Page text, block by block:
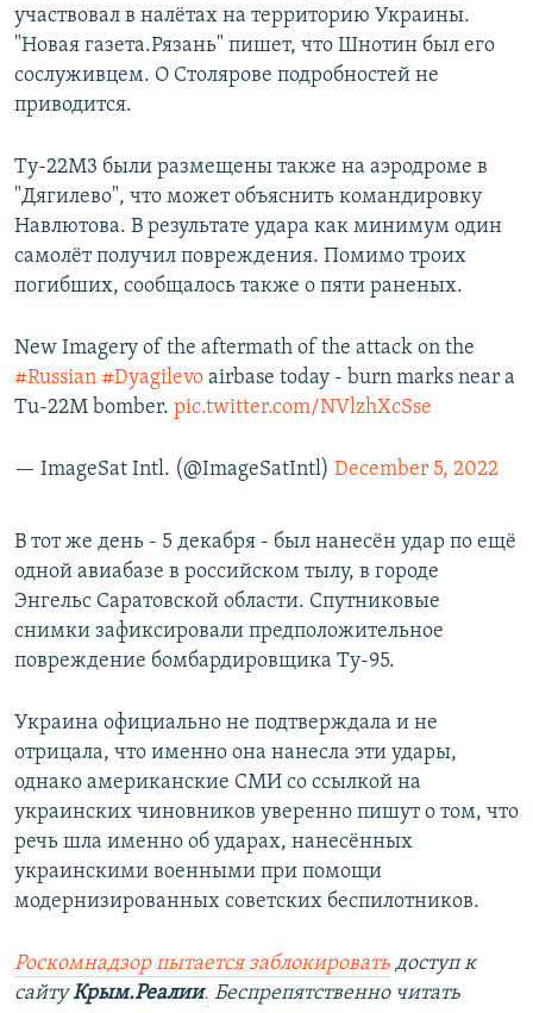
участвовал в налётах на территорию Украины.
"Новая газета.Рязань" пишет, что Шнотин был его
сослуживцем. О Столярове подробностей не
приводится.
Ту-22М3 были размещены также на аэродроме в
"Дягилево", что может объяснить командировку
Навлютова. В результате удара как минимум один
самолёт получил повреждения. Помимо троих
погибших, сообщалось также о пяти раненых.
New Imagery of the aftermath of the attack on the
#Russian #Dyagilevo airbase today - burn marks near a
Tu-22M bomber. pic.twitter.com/NVlzhXcSse
— ImageSat Intl. (@ImageSatIntl) December 5, 2022
В тот же день - 5 декабря - был нанесён удар по ещё
одной авиабазе в российском тылу, в городе
Энгельс Саратовской области. Спутниковые
снимки зафиксировали предположительное
повреждение бомбардировщика Ту-95.
Украина официально не подтверждала и не
отрицала, что именно она нанесла эти удары,
однако американские СМИ со ссылкой на
украинских чиновников уверенно пишут о том, что
речь шла именно об ударах, нанесённых
украинскими военными при помощи
модернизированных советских беспилотников.
Роскомнадзор пытается заблокировать доступ к
сайтуКрым.Реалии. Беспрепятственно читать